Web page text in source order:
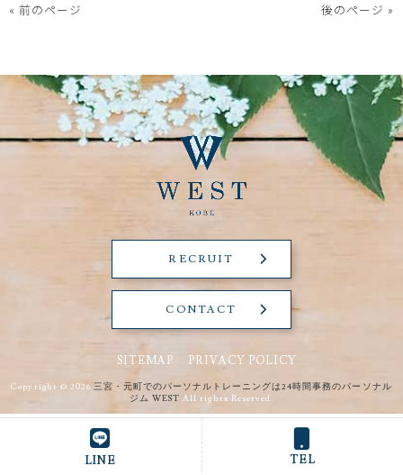
« 前のページ
後のページ »
RECRUIT
CONTACT
SITEMAP PRIVACY POLICY
Copyright © 2026 三宮・元町でのパーソナルトレーニングは24時間事務のパーソナル
ジム WEST All rights Reserved.
LINE TEL